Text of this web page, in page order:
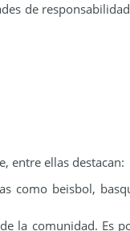
de
entre ellas destacan:
como beisbol,
la comunidad. Es